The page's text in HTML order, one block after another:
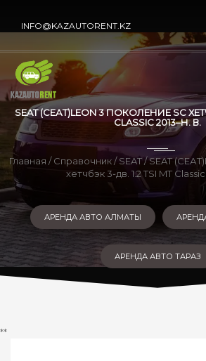
INFO@KAZAUTORENT.KZ
SEAT (СЕАТ)LEON 3 ПОКОЛЕНИЕ SC
CLASSIC 2013–Н. В.
Главная /Справочник/SEAT/ SEAT
хетчбэк 3-дв. 1.2 TSI MT
АРЕНДА АВТО АЛМАТЫ
АРЕНДА АВТО ТАРАЗ
**